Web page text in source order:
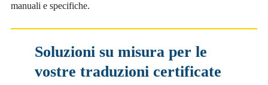
manuali e specifiche.
Soluzioni su misura per le
vostre traduzioni certificate